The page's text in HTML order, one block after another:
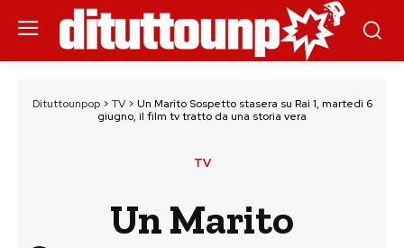
Dituttounpop> TV> Un Marito Sospetto stasera su Rai 1, martedì 6
giugno, il film tv tratto da una storia vera
TV
Un Marito